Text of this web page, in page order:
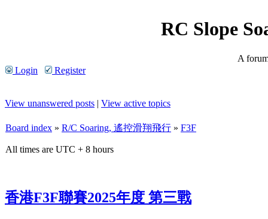
RC Slope
A
Login
Register
View unanswered posts | View active topics
Board index » R/C Soaring, 遙控滑翔飛行 » F3F
All times are UTC + 8 hours
香港F3F聯賽2025年度 第三戰